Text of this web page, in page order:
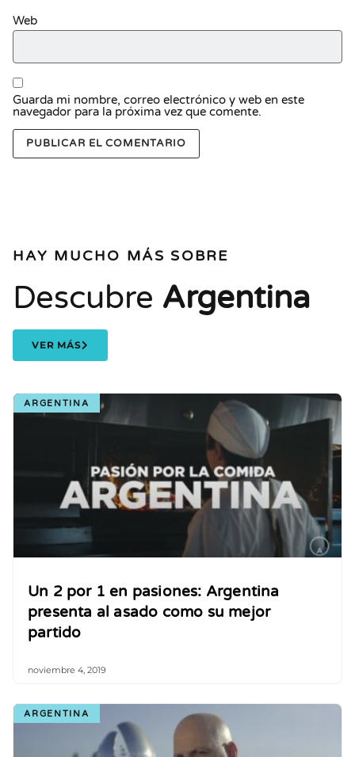
Web
Guarda mi nombre, correo electrónico y web en este
navegador para la próxima vez que comente.
HAY MUCHO MÁS SOBRE
Descubre Argentina
VER MÁS
ARGENTINA
Un 2 por 1 en pasiones: Argentina
presenta al asado como su mejor
partido
noviembre 4, 2019
ARGENTINA